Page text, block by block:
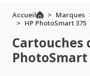
Accueil Marques
HP PhotoSmart 375
Cartouches
PhotoSmart